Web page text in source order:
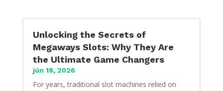
Unlocking the Secrets of
Megaways Slots: Why They Are
the Ultimate Game Changers
jún 18, 2026
For years, traditional slot machines relied on